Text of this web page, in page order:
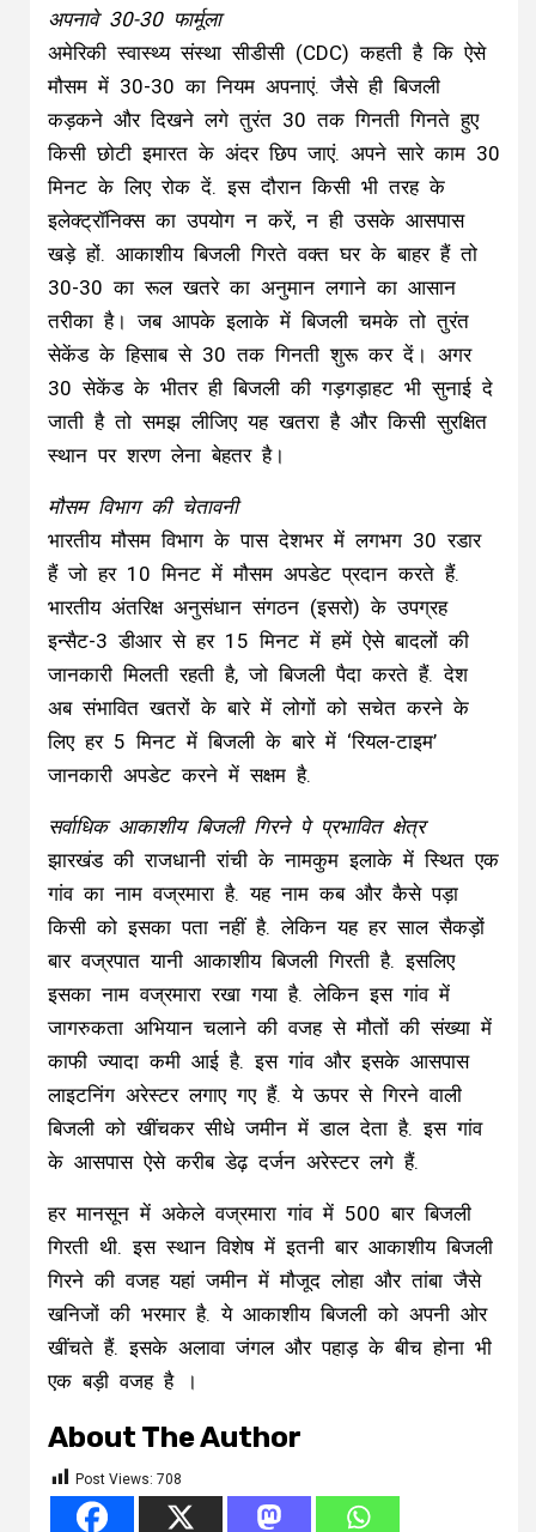
अपनावे 30-30 फार्मूला
अमेरिकी स्वास्थ्य संस्था सीडीसी (CDC) कहती है कि ऐसे
मौसम में 30-30 का नियम अपनाएं. जैसे ही बिजली
कड़कने और दिखने लगे तुरंत 30 तक गिनती गिनते हुए
किसी छोटी इमारत के अंदर छिप जाएं. अपने सारे काम 30
मिनट के लिए रोक दें. इस दौरान किसी भी तरह के
इलेक्ट्रॉनिक्स का उपयोग न करें, न ही उसके आसपास
खड़े हों. आकाशीय बिजली गिरते वक्त घर के बाहर हैं तो
30-30 का रूल खतरे का अनुमान लगाने का आसान
तरीका है। जब आपके इलाके में बिजली चमके तो तुरंत
सेकेंड के हिसाब से 30 तक गिनती शुरू कर दें। अगर
30 सेकेंड के भीतर ही बिजली की गड़गड़ाहट भी सुनाई दे
जाती है तो समझ लीजिए यह खतरा है और किसी सुरक्षित
स्थान पर शरण लेना बेहतर है।
मौसम विभाग की चेतावनी
भारतीय मौसम विभाग के पास देशभर में लगभग 30 रडार
हैं जो हर 10 मिनट में मौसम अपडेट प्रदान करते हैं.
भारतीय अंतरिक्ष अनुसंधान संगठन (इसरो) के उपग्रह
इन्सैट-3 डीआर से हर 15 मिनट में हमें ऐसे बादलों की
जानकारी मिलती रहती है, जो बिजली पैदा करते हैं. देश
अब संभावित खतरों के बारे में लोगों को सचेत करने के
लिए हर 5 मिनट में बिजली के बारे में ‘रियल-टाइम’
जानकारी अपडेट करने में सक्षम है.
सर्वाधिक आकाशीय बिजली गिरने पे प्रभावित क्षेत्र
झारखंड की राजधानी रांची के नामकुम इलाके में स्थित एक
गांव का नाम वज्रमारा है. यह नाम कब और कैसे पड़ा
किसी को इसका पता नहीं है. लेकिन यह हर साल सैकड़ों
बार वज्रपात यानी आकाशीय बिजली गिरती है. इसलिए
इसका नाम वज्रमारा रखा गया है. लेकिन इस गांव में
जागरुकता अभियान चलाने की वजह से मौतों की संख्या में
काफी ज्यादा कमी आई है. इस गांव और इसके आसपास
लाइटनिंग अरेस्टर लगाए गए हैं. ये ऊपर से गिरने वाली
बिजली को खींचकर सीधे जमीन में डाल देता है. इस गांव
के आसपास ऐसे करीब डेढ़ दर्जन अरेस्टर लगे हैं.
हर मानसून में अकेले वज्रमारा गांव में 500 बार बिजली
गिरती थी. इस स्थान विशेष में इतनी बार आकाशीय बिजली
गिरने की वजह यहां जमीन में मौजूद लोहा और तांबा जैसे
खनिजों की भरमार है. ये आकाशीय बिजली को अपनी ओर
खींचते हैं. इसके अलावा जंगल और पहाड़ के बीच होना भी
एक बड़ी वजह है ।
About The Author
Post Views: 708